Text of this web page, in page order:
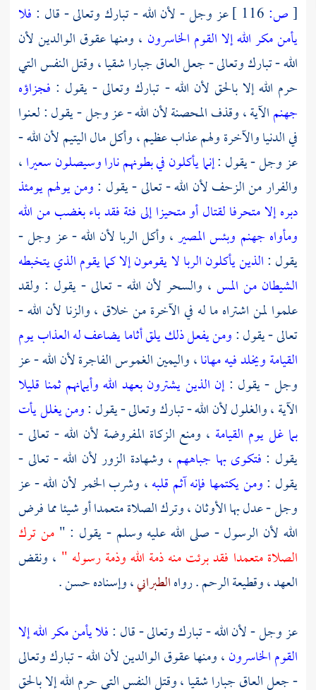
[ص: عز وجل - لأن الله - تبارك وتعالى - قال : فلا
يأمن مكر الله إلا القوم الخاسرون ، ومنها عقوق الوالدين لأن
الله - تبارك وتعالى - جعل العاق جبارا شقيا ، وقتل النفس التي
حرم الله إلا بالحق لأن الله - تبارك وتعالى - يقول : فجزاؤه
جهنمالآية ، وقذف المحصنة لأن الله - عز وجل - يقول : لعنوا
في الدنيا والآخرة ولهم عذاب عظيم ، وأكل مال اليتيم لأن الله -
عز وجل - يقول :إنما يأكلون في بطونهم نارا وسيصلون سعيرا،
والفرار من الزحف لأن الله - تعالى - يقول :ومن يولهم يومئذ
دبره إلا متحرفا لقتال أو متحيزا إلى فئة فقد باء بغضب من الله
ومأواه جهنم وبئس المصير، وأكل الربا لأن الله - عز وجل -
يقول :الذين يأكلون الربا لا يقومون إلا كما يقوم الذي يتخبطه
الشيطان من المس ، والسحر لأن الله - تعالى - يقول : ولقد
علموا لمن اشتراه ما له في الآخرة من خلاق ، والزنا لأن الله -
تعالى - يقول :ومن يفعل ذلك يلق أثاما يضاعف له العذاب يوم
القيامة ويخلد فيه مهانا، واليمين الغموس الفاجرة لأن الله - عز
وجل - يقول :إن الذين يشترون بعهد الله وأيمانهم ثمنا قليلا
الآية ، والغلول لأن الله - تبارك وتعالى - يقول :ومن يغلل يأت
بما غل يوم القيامة ، ومنع الزكاة المفروضة لأن الله - تعالى -
يقول : فتكوى بها جباههم ، وشهادة الزور لأن الله - تعالى -
يقول :ومن يكتمها فإنه آثم قلبه، وشرب الخمر لأن الله - عز
وجل - عدل بها الأوثان ، وترك الصلاة متعمدا أو شيئا مما فرض
الله لأن الرسول - صلى الله عليه وسلم - يقول : " من ترك
الصلاة متعمدا فقد برئت منه ذمة الله وذمة رسوله " ، ونقض
العهد ، وقطيعة الرحم . رواهالطبراني، وإسناده حسن .
عز وجل - لأن الله - تبارك وتعالى - قال :فلا يأمن مكر الله إلا
القوم الخاسرون، ومنها عقوق الوالدين لأن الله - تبارك وتعالى
- جعل العاق جبارا شقيا ، وقتل النفس التي حرم الله إلا بالحق